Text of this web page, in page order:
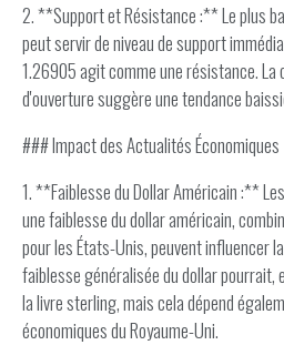
2. **Support et Résistance :** Le plus
peut servir de niveau de support
1.26905 agit comme une résistance. La
d'ouverture suggère une tendance
### Impact des Actualités Économiques
1. **Faiblesse du Dollar Américain :**
une faiblesse du dollar américain,
pour les États-Unis, peuvent influencer
faiblesse généralisée du dollar pourrait,
la livre sterling, mais cela dépend
économiques du Royaume-Uni.